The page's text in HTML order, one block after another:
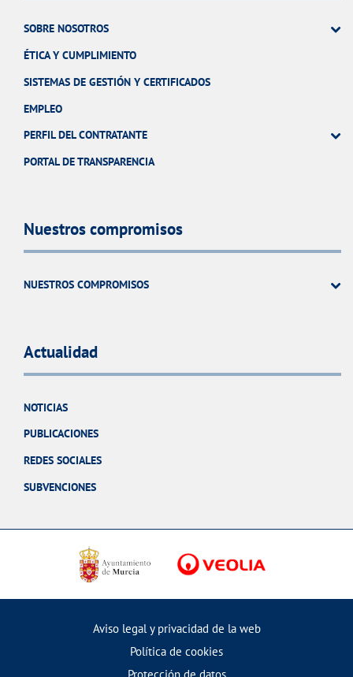
SOBRE NOSOTROS
ÉTICA Y CUMPLIMIENTO
SISTEMAS DE GESTIÓN Y CERTIFICADOS
EMPLEO
PERFIL DEL CONTRATANTE
PORTAL DE TRANSPARENCIA
Nuestros compromisos
NUESTROS COMPROMISOS
Actualidad
NOTICIAS
PUBLICACIONES
REDES SOCIALES
SUBVENCIONES
Aviso legal y privacidad de la web
Política de cookies